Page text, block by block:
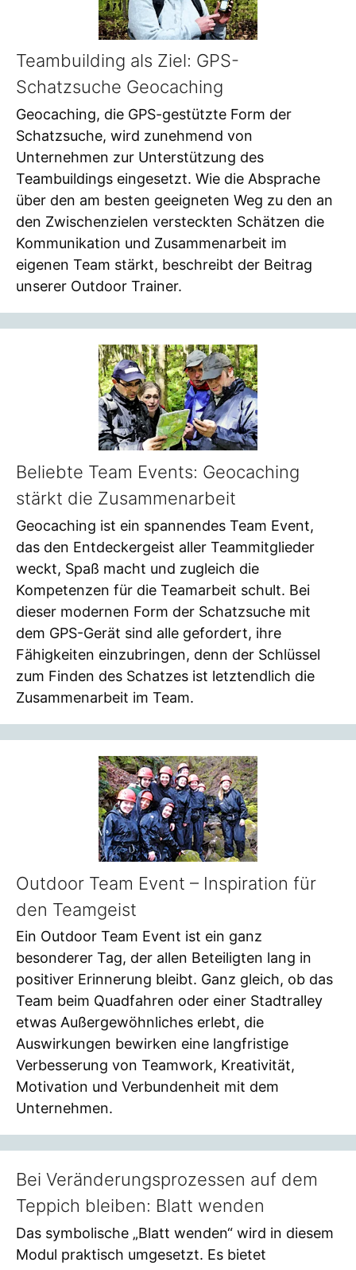
Teambuilding als Ziel: GPS-
Schatzsuche Geocaching
Geocaching, die GPS-gestützte Form der
Schatzsuche, wird zunehmend von
Unternehmen zur Unterstützung des
Teambuildings eingesetzt. Wie die Absprache
über den am besten geeigneten Weg zu den an
den Zwischenzielen versteckten Schätzen die
Kommunikation und Zusammenarbeit im
eigenen Team stärkt, beschreibt der Beitrag
unserer Outdoor Trainer.
Beliebte Team Events: Geocaching
stärkt die Zusammenarbeit
Geocaching ist ein spannendes Team Event,
das den Entdeckergeist aller Teammitglieder
weckt, Spaß macht und zugleich die
Kompetenzen für die Teamarbeit schult. Bei
dieser modernen Form der Schatzsuche mit
dem GPS-Gerät sind alle gefordert, ihre
Fähigkeiten einzubringen, denn der Schlüssel
zum Finden des Schatzes ist letztendlich die
Zusammenarbeit im Team.
Outdoor Team Event – Inspiration für
den Teamgeist
Ein Outdoor Team Event ist ein ganz
besonderer Tag, der allen Beteiligten lang in
positiver Erinnerung bleibt. Ganz gleich, ob das
Team beim Quadfahren oder einer Stadtralley
etwas Außergewöhnliches erlebt, die
Auswirkungen bewirken eine langfristige
Verbesserung von Teamwork, Kreativität,
Motivation und Verbundenheit mit dem
Unternehmen.
Bei Veränderungsprozessen auf dem
Teppich bleiben: Blatt wenden
Das symbolische „Blatt wenden“ wird in diesem
Modul praktisch umgesetzt. Es bietet